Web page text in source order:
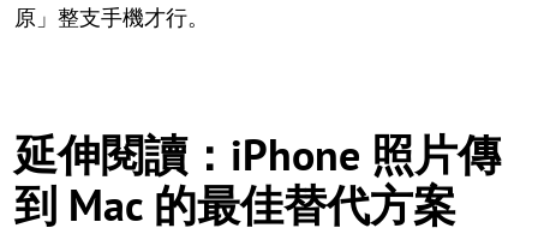
原」整支手機才行。
延伸閱讀：iPhone 照片傳
到 Mac 的最佳替代方案